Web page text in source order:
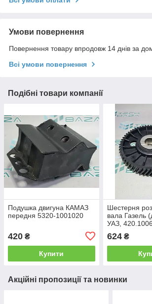
Умови повернення
Повернення товару впродовж 14 днів за
Всі умови повернення
Подібні товари компанії
Подушка двигуна КАМАЗ
передня 5320-1001020
420 ₴
Купити
Шестерня
вала Газель
УАЗ,
624₴
Акційні пропозиції та новинки